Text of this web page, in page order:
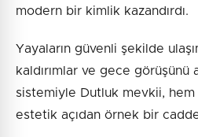
modern bir kimlik kazandırdı.
Yayaların güvenli şekilde
kaldırımlar ve gece görüşünü
sistemiyle Dutluk mevkii,
estetik açıdan örnek bir